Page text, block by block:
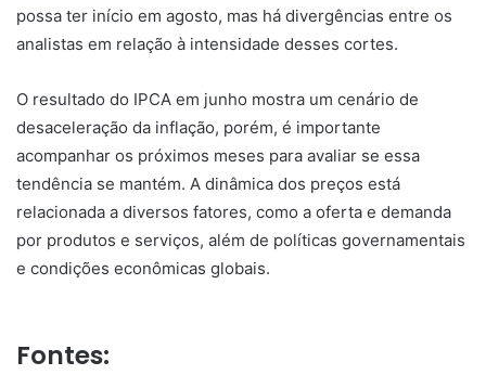
possa ter início em agosto, mas há divergências entre os
analistas em relação à intensidade desses cortes.
O resultado do IPCA em junho mostra um cenário de
desaceleração da inflação, porém, é importante
acompanhar os próximos meses para avaliar se essa
tendência se mantém. A dinâmica dos preços está
relacionada a diversos fatores, como a oferta e demanda
por produtos e serviços, além de políticas governamentais
e condições econômicas globais.
Fontes: